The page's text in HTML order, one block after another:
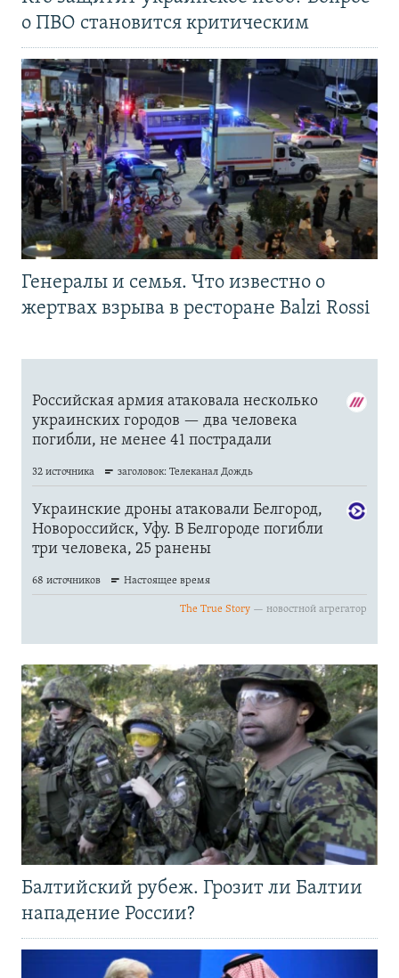
о ПВО становится критическим
Генералы и семья. Что известно о
жертвах взрыва в ресторане Balzi Rossi
Балтийский рубеж. Грозит ли Балтии
нападение России?